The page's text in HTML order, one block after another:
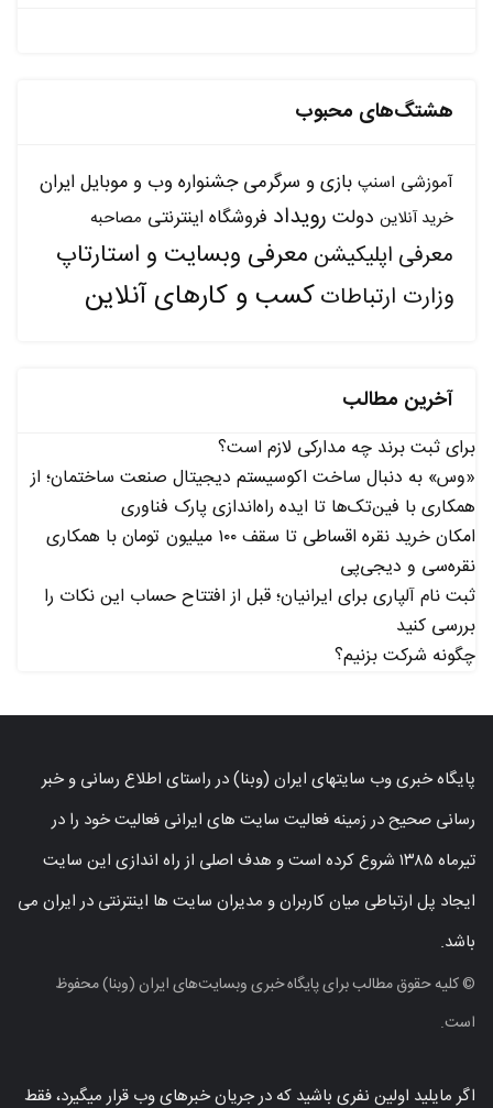
هشتگ‌های محبوب
آموزشی اسنپ بازی و سرگرمی جشنواره وب و موبایل ایران
خرید آنلاین دولت رویداد فروشگاه اینترنتی مصاحبه
معرفی اپلیکیشن معرفی وبسایت و استارتاپ
وزارت ارتباطاتکسب و کارهای آنلاین
آخرین مطالب
برای ثبت برند چه مدارکی لازم است؟
«وس» به دنبال ساخت اکوسیستم دیجیتال صنعت ساختمان؛ از
همکاری با فین‌تک‌ها تا ایده راه‌اندازی پارک فناوری
امکان خرید نقره اقساطی تا سقف ۱۰۰ میلیون تومان با همکاری
نقره‌سی و دیجی‌پی
ثبت نام آلپاری برای ایرانیان؛ قبل از افتتاح حساب این نکات را
بررسی کنید
چگونه شرکت بزنیم؟
پایگاه خبری وب سایتهای ایران (وبنا) در راستای اطلاع رسانی و خبر
رسانی صحیح در زمینه فعالیت سایت های ایرانی فعالیت خود را در
تیرماه ۱۳۸۵ شروع کرده است و هدف اصلی از راه اندازی این سایت
ایجاد پل ارتباطی میان کاربران و مدیران سایت ها اینترنتی در ایران می
باشد.
© کلیه حقوق مطالب برای پایگاه خبری وبسایت‌های ایران (وبنا) محفوظ
است.
اگر مایلید اولین نفری باشید که در جریان خبرهای وب قرار میگیرد، فقط